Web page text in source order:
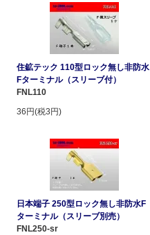
住鉱テック 110型ロック無し非防水
Fターミナル（スリーブ付）
FNL110
36円(税3円)
日本端子 250型ロック無し非防水F
ターミナル（スリーブ別売）
FNL250-sr